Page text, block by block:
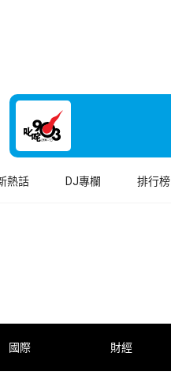
熱話 DJ專欄 排行榜
國際 財經